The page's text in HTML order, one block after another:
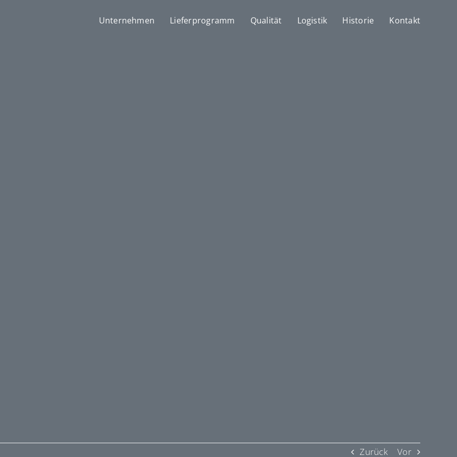
Unternehmen Lieferprogramm Qualität Logistik Historie Kontakt
Zurück Vor